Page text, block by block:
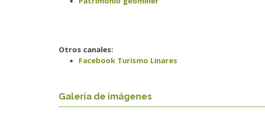
Otros canales:
Facebook Turismo Linares
Galería de imágenes